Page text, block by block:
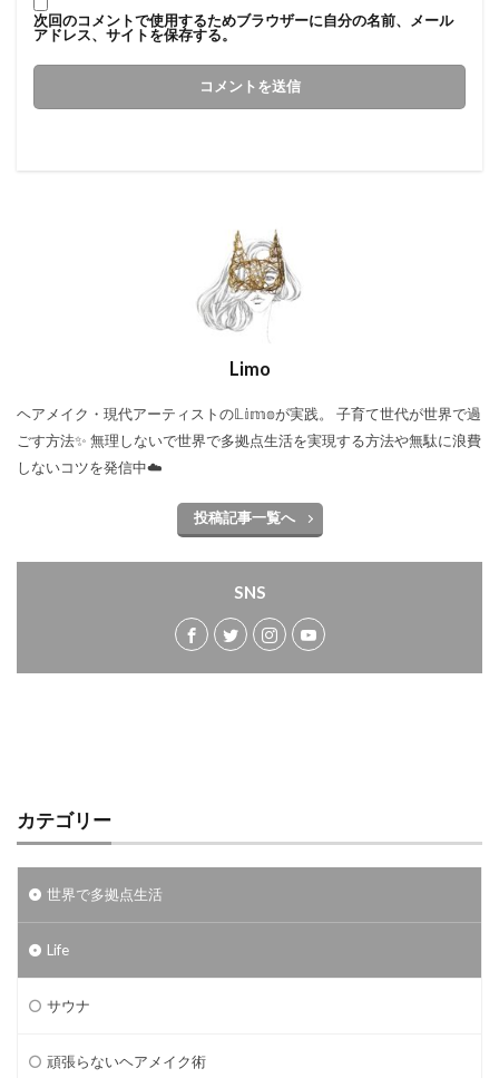
次回のコメントで使用するためブラウザーに自分の名前、メール
アドレス、サイトを保存する。
Limo
ヘアメイク・現代アーティストの𝕃𝕚𝕞𝕠が実践。 子育て世代が世界で過
ごす方法✨ 無理しないで世界で多拠点生活を実現する方法や無駄に浪費
しないコツを発信中☁️
投稿記事一覧へ
SNS
カテゴリー
世界で多拠点生活
Life
サウナ
頑張らないヘアメイク術